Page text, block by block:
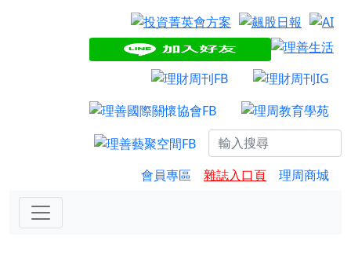
會員專區 雜誌入口頁 理周商城